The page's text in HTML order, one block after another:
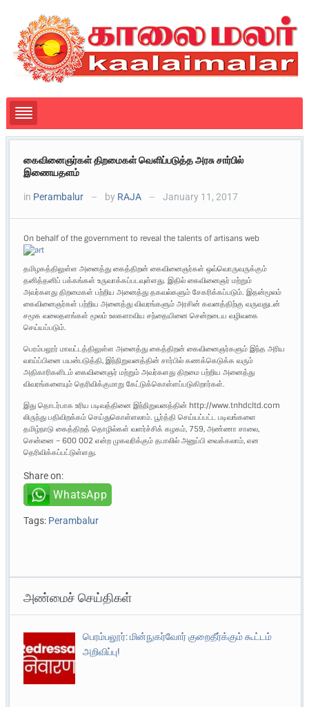
கைவினைஞர்கள் திறமைகள் வெளிப்படுத்த அரசு சார்பில்
இணையதளம்
in Perambalur — by RAJA — January 11, 2017
On behalf of the government to reveal the talents of artisans web
தமிழகத்திலுள்ள அனைத்து கைத்திறன் கைவினைஞர்கள் ஒவ்வொருவருக்கும்
தனித்தனிப் பக்கங்கள் உருவாக்கப்படவுள்ளது. இதில் கைவினைஞர் மற்றும்
அவர்களது திறமைகள் பற்றிய அனைத்து தகவல்களும் சேகரிக்கப்படும். இதன்மூலம்
கைவினைஞர்கள் பற்றிய அனைத்து விவரங்களும் அரசின் கவனத்திற்கு வருவதுடன்
சமூக வலைதளங்கள் மூலம் உலகளாவிய சந்தையினை சென்றடைய வழிவகை
செய்யப்படும்.
பெரம்பலூர் மாவட்டத்திலுள்ள அனைத்து கைத்திறன் கைவினைஞர்களும் இந்த அரிய
வாய்ப்பினை பயன்படுத்தி, இந்நிறுவனத்தின் சார்பில் கணக்கெடுக்க வரும்
அதிகாரிகளிடம் கைவினைஞர் மற்றும் அவர்களது திறமை பற்றிய அனைத்து
விவரங்களையும் தெரிவிக்குமாறு கேட்டுக்கொள்ளப்படுகிறார்கள்.
இது தொடர்பாக உரிய படிவத்தினை இந்நிறுவனத்தின் http://www.tnhdcltd.com
லிருந்து பதிவிறக்கம் செய்துகொள்ளலாம். பூர்த்தி செய்யப்பட்ட படிவங்களை
தமிழ்நாடு கைத்திறத் தொழில்கள் வளர்ச்சிக் கழகம், 759, அண்ணா சாலை,
சென்னை – 600 002 என்ற முகவரிக்கும் தபாலில் அனுப்பி வைக்கலாம், என
தெரிவிக்கப்பட்டுள்ளது.
Share on:
WhatsApp
Tags: Perambalur
அண்மைச் செய்திகள்
பெரம்பலூர்: மின்நுகர்வோர் குறைதீர்க்கும் கூட்டம்
அறிவிப்பு!